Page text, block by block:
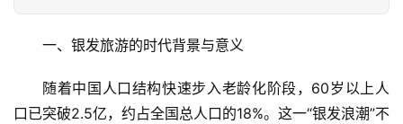
一、银发旅游的时代背景与意义
随着中国人口结构快速步入老龄化阶段，60岁以上人
口已突破2.5亿，约占全国总人口的18%。这一“银发浪潮”不